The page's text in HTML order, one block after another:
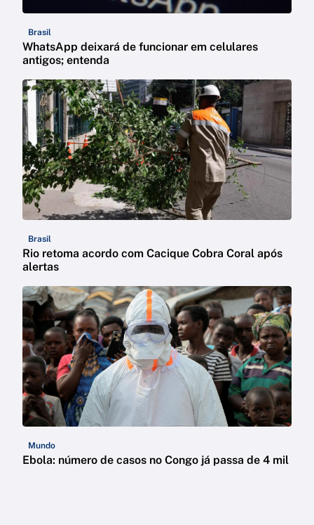
Brasil
WhatsApp deixará de funcionar em celulares
antigos; entenda
Brasil
Rio retoma acordo com Cacique Cobra Coral após
alertas
Mundo
Ebola: número de casos no Congo já passa de 4 mil